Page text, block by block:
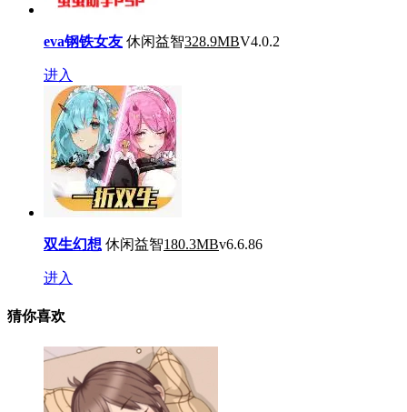
eva钢铁女友 休闲益智328.9MBV4.0.2
进入
双生幻想 休闲益智180.3MBv6.6.86
进入
猜你喜欢